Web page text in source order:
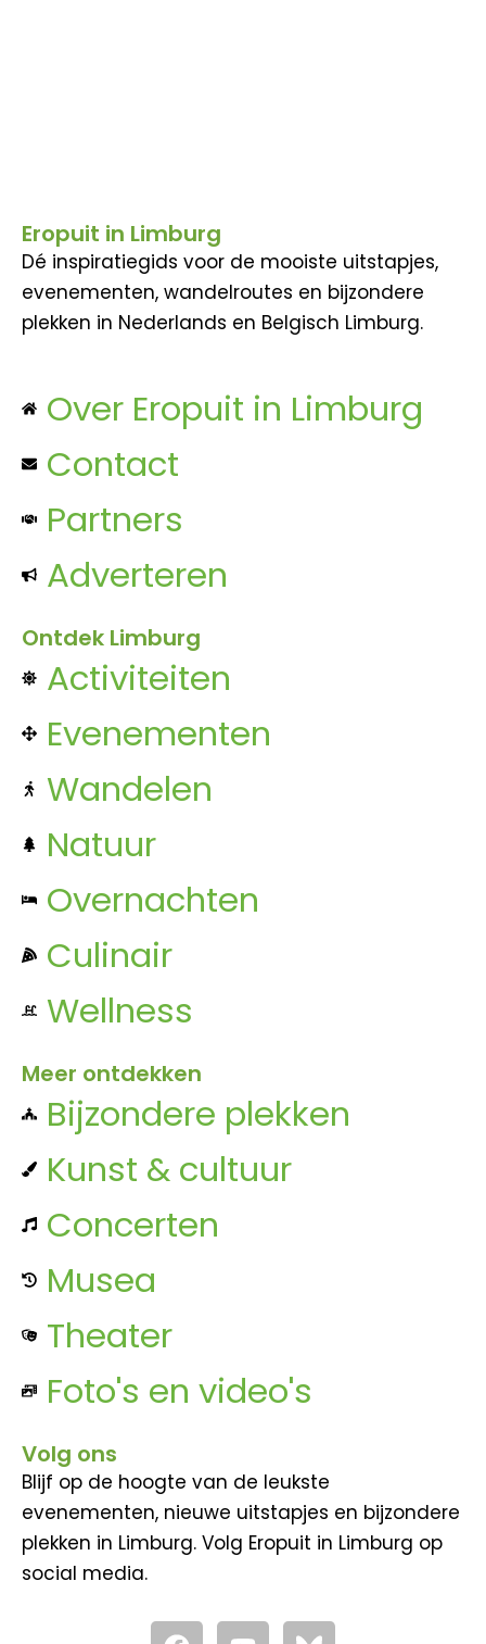
Eropuit in Limburg
Dé inspiratiegids voor de mooiste uitstapjes,
evenementen, wandelroutes en bijzondere
plekken in Nederlands en Belgisch Limburg.
Over Eropuit in Limburg
Contact
Partners
Adverteren
Ontdek Limburg
Activiteiten
Evenementen
Wandelen
Natuur
Overnachten
Culinair
Wellness
Meer ontdekken
Bijzondere plekken
Kunst & cultuur
Concerten
Musea
Theater
Foto's en video's
Volg ons
Blijf op de hoogte van de leukste
evenementen, nieuwe uitstapjes en bijzondere
plekken in Limburg. Volg Eropuit in Limburg op
social media.
F Y